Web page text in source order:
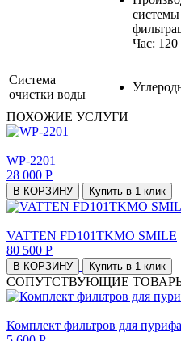
системы
Час: 120
Система
очистки воды
ПОХОЖИЕ УСЛУГИ
WP-2201
28 000 Р
В КОРЗИНУ Купить в 1 клик
VATTEN FD101TKMO SMILE
80 500 Р
В КОРЗИНУ Купить в 1 клик
СОПУТСТВУЮЩИЕ
Комплект фильтров для